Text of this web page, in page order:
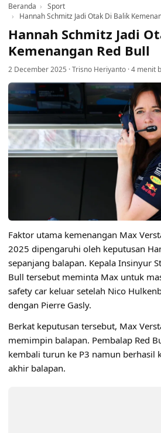
Beranda
Sport
Hannah Schmitz Jadi Otak Di Balik
Hannah Schmitz Jadi
Kemenangan Red Bull
2 December 2025 ·Trisno Heriyanto ·4 menit
Faktor utama kemenangan Max
2025 dipengaruhi oleh keputusan
sepanjang balapan. Kepala Insinyur
Bull tersebut meminta Max untuk
safety car keluar setelah Nico
dengan Pierre Gasly.
Berkat keputusan tersebut, Max
memimpin balapan. Pembalap Red
kembali turun ke P3 namun berhasil
akhir balapan.